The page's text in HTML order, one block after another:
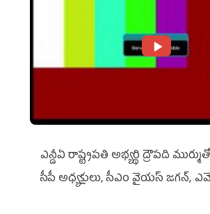
ఎన్డీఏ రాష్ట్ర‌ప‌తి అభ్య‌ర్థి ద్రౌప‌ది
సీపీ అధ్య‌క్షులు, సీఎం వైయ‌స్ జ‌గ‌న్,